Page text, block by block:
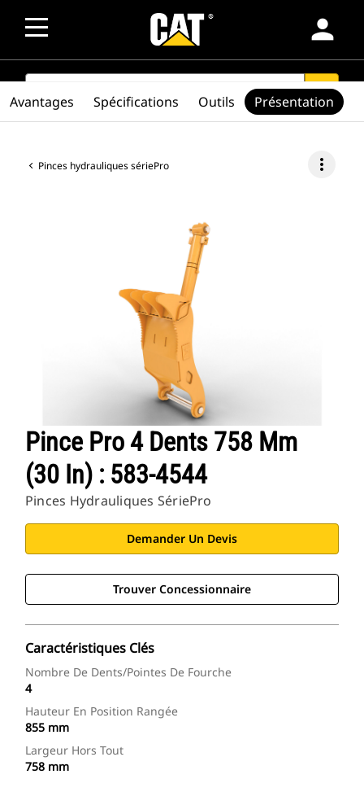
person
SEARCH search
Pinces hydrauliques sériePro more_vert
Pince Pro 4 Dents 758 Mm
(30 In) : 583-4544
Pinces Hydrauliques SériePro
Demander Un Devis
Trouver Concessionnaire
Caractéristiques Clés
Nombre De Dents/pointes De Fourche
4
Hauteur En Position Rangée
855 mm
Largeur Hors Tout
758 mm
Avantages Spécifications Outils Présentation